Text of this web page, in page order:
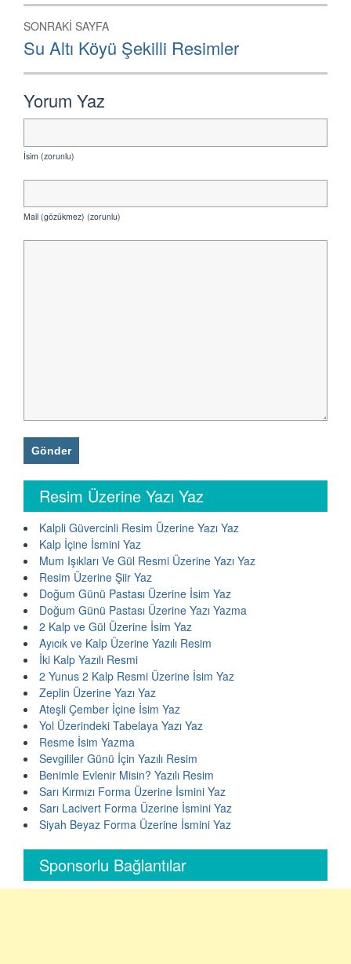
SONRAKI SAYFA
Sonraki
Sayfa:
Su Altı Köyü Şekilli Resimler
Yorum Yaz
İsim (zorunlu)
Mail (gözükmez) (zorunlu)
Resim Üzerine Yazı Yaz
Kalpli Güvercinli Resim Üzerine Yazı Yaz
Kalp İçine İsmini Yaz
Mum Işıkları Ve Gül Resmi Üzerine Yazı Yaz
Resim Üzerine Şiir Yaz
Doğum Günü Pastası Üzerine İsim Yaz
Doğum Günü Pastası Üzerine Yazı Yazma
2 Kalp ve Gül Üzerine İsim Yaz
Ayıcık ve Kalp Üzerine Yazılı Resim
İki Kalp Yazılı Resmi
2 Yunus 2 Kalp Resmi Üzerine İsim Yaz
Zeplin Üzerine Yazı Yaz
Ateşli Çember İçine İsim Yaz
Yol Üzerindeki Tabelaya Yazı Yaz
Resme İsim Yazma
Sevgililer Günü İçin Yazılı Resim
Benimle Evlenir Misin? Yazılı Resim
Sarı Kırmızı Forma Üzerine İsmini Yaz
Sarı Lacivert Forma Üzerine İsmini Yaz
Siyah Beyaz Forma Üzerine İsmini Yaz
Sponsorlu Bağlantılar